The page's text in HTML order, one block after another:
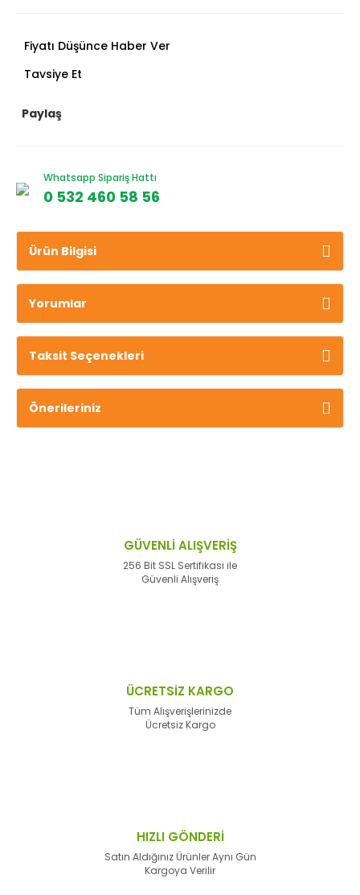
Fiyatı Düşünce Haber Ver
Tavsiye Et
Paylaş
Whatsapp Sipariş Hattı
0 532 460 58 56
Ürün Bilgisi
Yorumlar
Taksit Seçenekleri
Önerileriniz
GÜVENLİ ALIŞVERİŞ
256 Bit SSL Sertifikası ile
Güvenli Alışveriş
ÜCRETSİZ KARGO
Tüm Alışverişlerinizde
Ücretsiz Kargo
HIZLI GÖNDERİ
Satın Aldığınız Ürünler Aynı Gün
Kargoya Verilir